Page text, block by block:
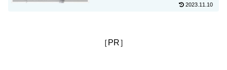
2023.11.10
［PR］